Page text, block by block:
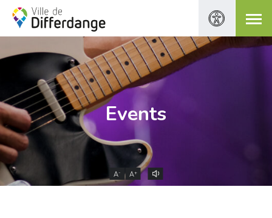
Events
A- A+